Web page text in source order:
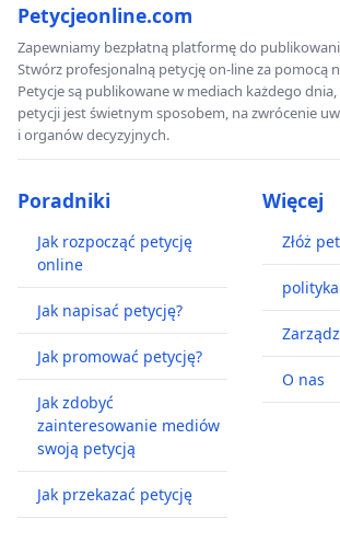
Petycjeonline.com
Zapewniamy bezpłatną platformę do
Stwórz profesjonalną petycję on-line za pomocą
Petycje są publikowane w mediach każdego
petycji jest świetnym sposobem, na zwrócenie
i organów decyzyjnych.
Poradniki
Jak rozpocząć petycję
online
Jak napisać petycję?
Jak promować petycję?
Jak zdobyć
zainteresowanie mediów
swoją petycją
Jak przekazać petycję
Więcej
Złóż
O nas